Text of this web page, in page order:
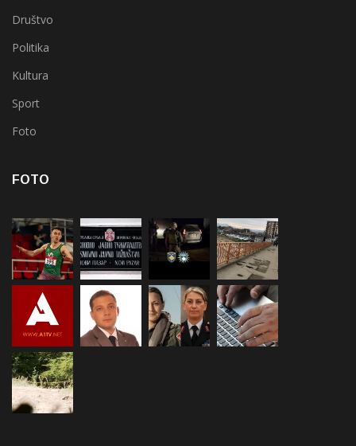
Društvo
Politika
Kultura
Sport
Foto
FOTO